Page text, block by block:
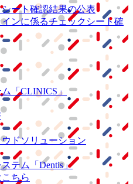
ート確認結果の公表
ンに係るチェックシート確
「CLINICS」
ドソリューション
テム
「Dentis」
ちら